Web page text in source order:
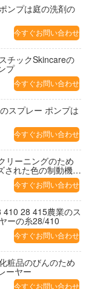
ンプは庭の洗剤の
今すぐお問い合わせ
チックSkincareの
プ
今すぐお問い合わせ
スプレー ポンプは
今すぐお問い合わせ
リーニングのため
された色の制動機の
今すぐお問い合わせ
28 415農業のス
ーの糸28/410
今すぐお問い合わせ
粧品のびんのため
ーヤー
今すぐお問い合わせ